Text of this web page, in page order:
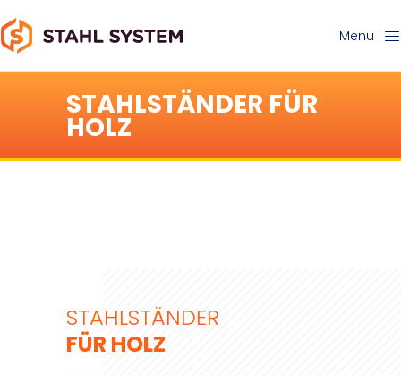
Menu
STAHLSTÄNDER FÜR
HOLZ
STAHLSTÄNDER
FÜR HOLZ